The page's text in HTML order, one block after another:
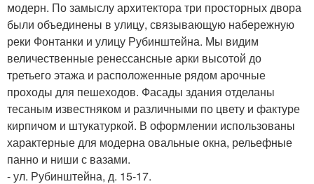
модерн. По замыслу архитектора три просторных двора
были объединены в улицу, связывающую набережную
реки Фонтанки и улицу Рубинштейна. Мы видим
величественные ренессансные арки высотой до
третьего этажа и расположенные рядом арочные
проходы для пешеходов. Фасады здания отделаны
тесаным известняком и различными по цвету и фактуре
кирпичом и штукатуркой. В оформлении использованы
характерные для модерна овальные окна, рельефные
панно и ниши с вазами.
- ул. Рубинштейна, д. 15-17.